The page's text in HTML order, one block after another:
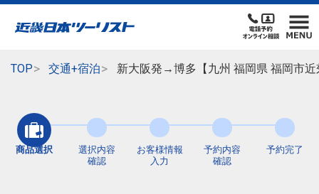
TOP 交通+宿泊 新大阪発→博多【九州 福岡県 福岡市
商品選択
選択内容
確認
お客様情報
入力
予約内容
確認
予約完了